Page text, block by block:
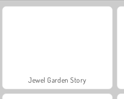
Jewel Garden Story